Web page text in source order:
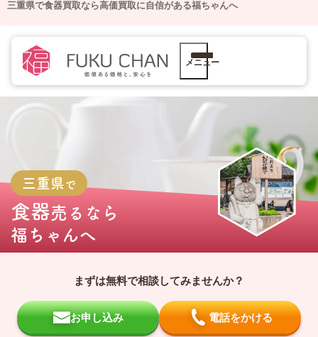
三重県で食器買取なら高価買取に自信がある福ちゃんへ
メニュー
三重県で
食器売るなら
福ちゃんへ
まずは無料で相談してみませんか？
お申し込み 電話をかける